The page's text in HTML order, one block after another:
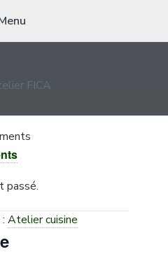
passé.
Atelier cuisine